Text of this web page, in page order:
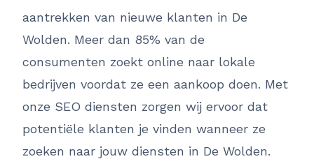
aantrekken van nieuwe klanten in De
Wolden. Meer dan 85% van de
consumenten zoekt online naar lokale
bedrijven voordat ze een aankoop doen. Met
onze SEO diensten zorgen wij ervoor dat
potentiële klanten je vinden wanneer ze
zoeken naar jouw diensten in De Wolden.